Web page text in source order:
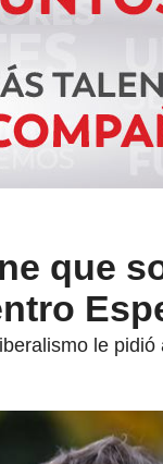
que
le